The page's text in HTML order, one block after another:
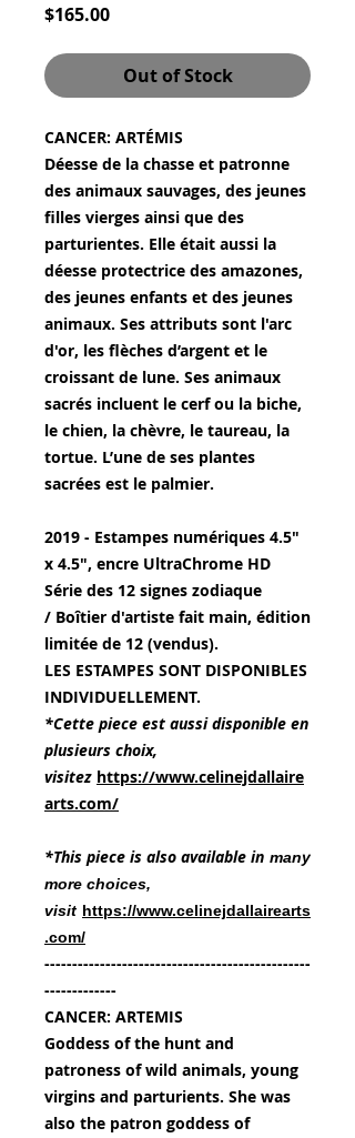
$165.00Price
Out of Stock
CANCER: ARTÉMIS
Déesse de la chasse et patronne
des animaux sauvages, des jeunes
filles vierges ainsi que des
parturientes. Elle était aussi la
déesse protectrice des amazones,
des jeunes enfants et des jeunes
animaux. Ses attributs sont l'arc
d'or, les flèches d’argent et le
croissant de lune. Ses animaux
sacrés incluent le cerf ou la biche,
le chien, la chèvre, le taureau, la
tortue. L’une de ses plantes
sacrées est le palmier.
2019 - Estampes numériques 4.5"
x 4.5", encre UltraChrome HD
Série des 12 signes zodiaque
/ Boîtier d'artiste fait main, édition
limitée de 12 (vendus).
LES ESTAMPES SONT DISPONIBLES
INDIVIDUELLEMENT.
*Cette piece est aussi disponible en
plusieurs choix,
visitez https://www.celinejdallaire
arts.com/
*This piece is also available in many
more choices,
visit https://www.celinejdallairearts
.com/
------------------------------------------------
-------------
CANCER: ARTEMIS
Goddess of the hunt and
patroness of wild animals, young
virgins and parturients. She was
also the patron goddess of